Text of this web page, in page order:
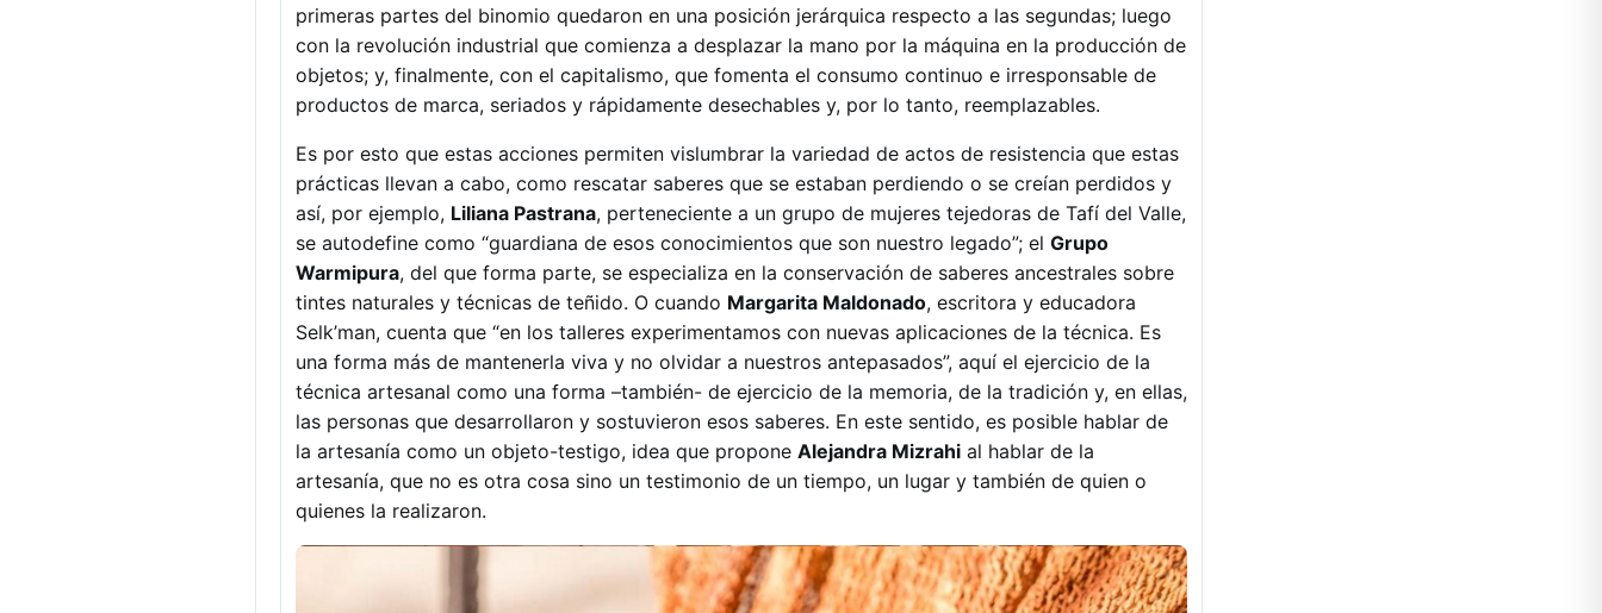
primeras partes del binomio quedaron en una posición jerárquica respecto a las segundas; luego
con la revolución industrial que comienza a desplazar la mano por la máquina en la producción de
objetos; y, finalmente, con el capitalismo, que fomenta el consumo continuo e irresponsable de
productos de marca, seriados y rápidamente desechables y, por lo tanto, reemplazables.
Es por esto que estas acciones permiten vislumbrar la variedad de actos de resistencia que estas
prácticas llevan a cabo, como rescatar saberes que se estaban perdiendo o se creían perdidos y
así, por ejemplo, Liliana Pastrana, perteneciente a un grupo de mujeres tejedoras de Tafí del Valle,
se autodefine como “guardiana de esos conocimientos que son nuestro legado”; el Grupo
Warmipura, del que forma parte, se especializa en la conservación de saberes ancestrales sobre
tintes naturales y técnicas de teñido. O cuando Margarita Maldonado, escritora y educadora
Selk’man, cuenta que “en los talleres experimentamos con nuevas aplicaciones de la técnica. Es
una forma más de mantenerla viva y no olvidar a nuestros antepasados”, aquí el ejercicio de la
técnica artesanal como una forma –también- de ejercicio de la memoria, de la tradición y, en ellas,
las personas que desarrollaron y sostuvieron esos saberes. En este sentido, es posible hablar de
la artesanía como un objeto-testigo, idea que propone Alejandra Mizrahi al hablar de la
artesanía, que no es otra cosa sino un testimonio de un tiempo, un lugar y también de quien o
quienes la realizaron.